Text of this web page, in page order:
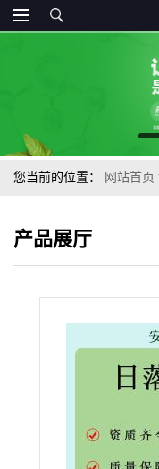
您当前的位置： 网站首页
产品展厅